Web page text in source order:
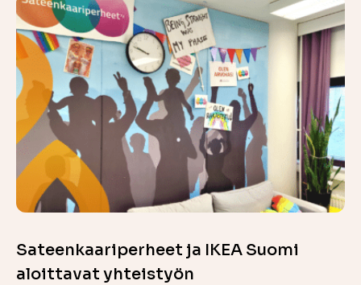
Sateenkaariperheet ja IKEA Suomi
aloittavat yhteistyön